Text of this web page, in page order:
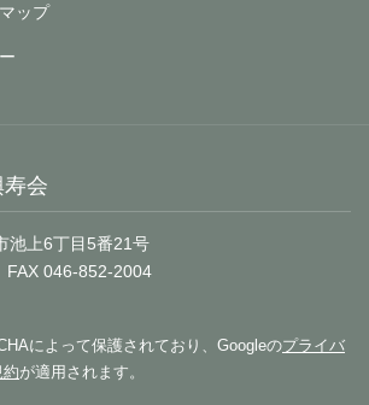
ップ
会
池上6丁目5番21号
046-852-2004
によって保護されており、Googleのプライバ
が適用されます。